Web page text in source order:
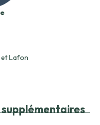
et Lafon